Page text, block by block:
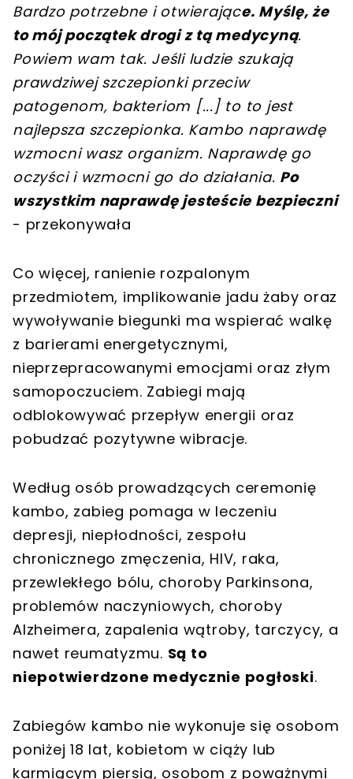
Bardzo potrzebne i otwierające. Myślę, że
to mój początek drogi z tą medycyną.
Powiem wam tak. Jeśli ludzie szukają
prawdziwej szczepionki przeciw
patogenom, bakteriom [...]to to jest
najlepsza szczepionka. Kambo naprawdę
wzmocni wasz organizm. Naprawdę go
oczyści i wzmocni go do działania. Po
wszystkim naprawdę jesteście bezpieczni
- przekonywała
Co więcej, ranienie rozpalonym
przedmiotem, implikowanie jadu żaby oraz
wywoływanie biegunki ma wspierać walkę
z barierami energetycznymi,
nieprzepracowanymi emocjami oraz złym
samopoczuciem. Zabiegi mają
odblokowywać przepływ energii oraz
pobudzać pozytywne wibracje.
Według osób prowadzących ceremonię
kambo, zabieg pomaga w leczeniu
depresji, niepłodności, zespołu
chronicznego zmęczenia, HIV, raka,
przewlekłego bólu, choroby Parkinsona,
problemów naczyniowych, choroby
Alzheimera, zapalenia wątroby, tarczycy, a
nawet reumatyzmu. Są to
niepotwierdzone medycznie pogłoski.
Zabiegów kambo nie wykonuje się osobom
poniżej 18 lat, kobietom w ciąży lub
karmiącym piersią, osobom z poważnymi